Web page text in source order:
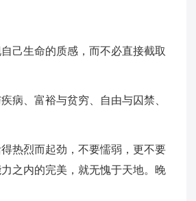
己生命的质感，而不必直接截取
病、富裕与贫穷、自由与囚禁、
热烈而起劲，不要懦弱，更不要
之内的完美，就无愧于天地。晚